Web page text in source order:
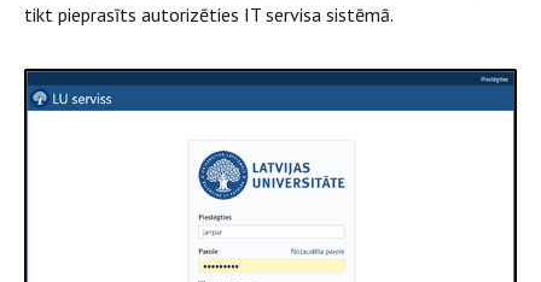
tikt pieprasīts autorizēties IT servisa sistēmā.